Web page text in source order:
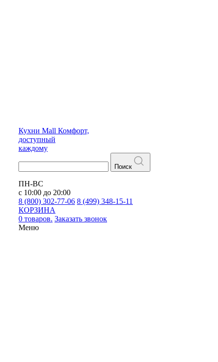
Кухни Mall Комфорт,
доступный
каждому
Поиск
ПН-ВС
с 10:00 до 20:00
8 (800) 302-77-06 8 (499) 348-15-11
КОРЗИНА
0 товаров. Заказать звонок
Меню